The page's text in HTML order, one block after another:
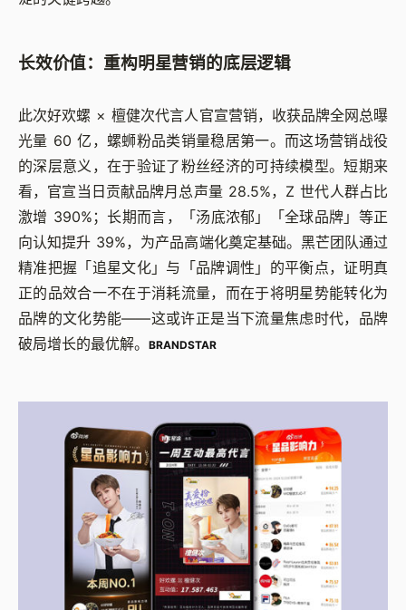
长效价值：重构明星营销的底层逻辑
此次好欢螺 × 檀健次代言人官宣营销，收获品牌全网总曝
光量 60 亿，螺蛳粉品类销量稳居第一。而这场营销战役
的深层意义，在于验证了粉丝经济的可持续模型。短期来
看，官宣当日贡献品牌月总声量 28.5%，Z 世代人群占比
激增 390%； 长期而言，「汤底浓郁」「全球品牌」等正
向认知提升 39%，为产品高端化奠定基础。 黑芒团队通过
精准把握「追星文化」与「品牌调性」的平衡点，证明真
正的品效合一不在于消耗流量，而在于将明星势能转化为
品牌的文化势能——这或许正是当下流量焦虑时代，品牌
破局增长的最优解。
BRANDSTAR